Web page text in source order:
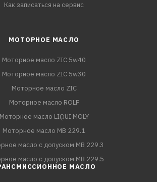
Как записаться на сервис
МОТОРНОЕ МАСЛО
Моторное масло ZIC 5w40
Моторное масло ZIC 5w30
Моторное масло ZIC
Моторное масло ROLF
Моторное масло LIQUI MOLY
Моторное масло MB 229.1
масло с допуском MB 229.3
масло с допуском MB 229.5
МАСЛО